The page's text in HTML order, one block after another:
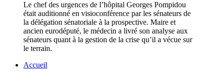
Le chef des urgences de l’hôpital Georges Pompidou
était auditionné en visioconférence par les sénateurs de
la délégation sénatoriale à la prospective. Maire et
ancien eurodéputé, le médecin a livré son analyse aux
sénateurs quant à la gestion de la crise qu’il a vécue sur
le terrain.
Accueil